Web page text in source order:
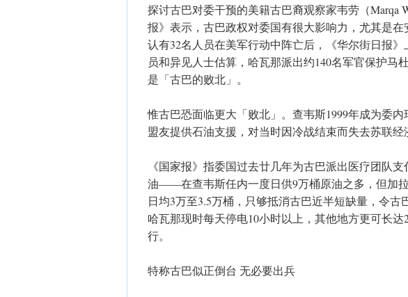
探讨古巴对委干预的美籍古巴裔观察家韦劳（Marqa
报》表示，古巴政权对委国有很大影响力，尤其是
认有32名人员在美军行动中阵亡后，《华尔街日报
员和异见人士估算，哈瓦那派出约140名军官保护马
是「古巴的败北」。
惟古巴恐面临更大「败北」。查韦斯1999年成为委
盟友提供石油支援，对当时因冷战结束而失去苏联经
《国家报》指委国过去廿几年为古巴派出医疗团队
油——在查韦斯任内一度日供9万桶原油之多，但加
日均3万至3.5万桶，只够抵消古巴近半短缺量，令
哈瓦那现时每天停电10小时以上，其他地方更可长
行。
特称古巴似正倒台 无必要出兵